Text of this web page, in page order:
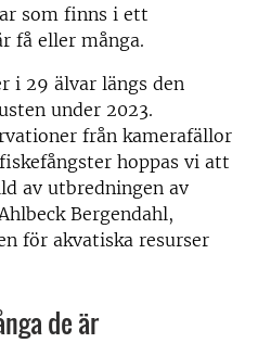
som finns i ett
få eller många.
i 29 älvar längs den
under 2023.
från kamerafällor
hoppas vi att
av utbredningen av
Bergendahl,
för akvatiska resurser
de är